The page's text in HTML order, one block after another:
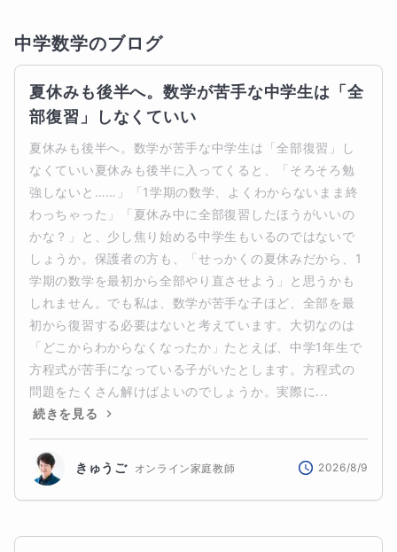
中学数学のブログ
夏休みも後半へ。数学が苦手な中学生は「全
部復習」しなくていい
夏休みも後半へ。数学が苦手な中学生は「全部復習」し
なくていい夏休みも後半に入ってくると、「そろそろ勉
強しないと……」「1学期の数学、よくわからないまま終
わっちゃった」「夏休み中に全部復習したほうがいいの
かな？」と、少し焦り始める中学生もいるのではないで
しょうか。保護者の方も、「せっかくの夏休みだから、1
学期の数学を最初から全部やり直させよう」と思うかも
しれません。でも私は、数学が苦手な子ほど、全部を最
初から復習する必要はないと考えています。大切なのは
「どこからわからなくなったか」たとえば、中学1年生で
方程式が苦手になっている子がいたとします。方程式の
問題をたくさん解けばよいのでしょうか。実際に...
続きを見る
きゅうご オンライン家庭教師 2026/8/9